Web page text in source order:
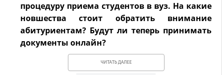
процедуру приема студентов в вуз. На какие
новшества стоит обратить внимание
абитуриентам? Будут ли теперь принимать
документы онлайн?
ЧИТАТЬ ДАЛЕЕ